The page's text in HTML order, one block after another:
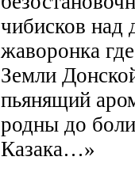
чибисков над
жаворонка
Земли
пьянящий
родны до
Казака…»